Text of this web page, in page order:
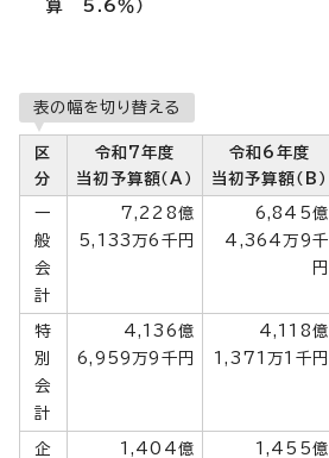
算 5.6％）
表の幅を切り替える
区
分
令和7年度
当初予算額（A）
令和6年度
当初予算額（B）
一
般
会
計
7,228億
5,133万6千円
6,845億
4,364万9千
円
特
別
会
計
4,136億
6,959万9千円
4,118億
1,371万1千円
企
1,404億
1,455億